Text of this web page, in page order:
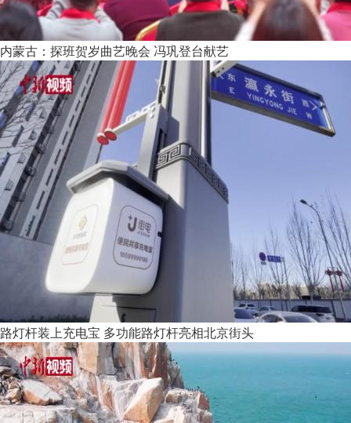
内蒙古：探班贺岁曲艺晚会 冯巩登台献艺
路灯杆装上充电宝 多功能路灯杆亮相北京街头